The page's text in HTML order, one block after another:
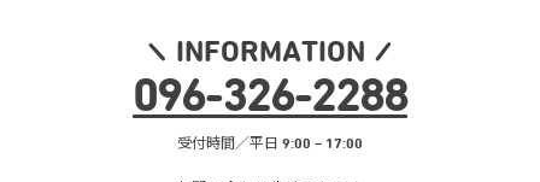
INFORMATION
096-326-2288
受付時間／平日 9:00 – 17:00